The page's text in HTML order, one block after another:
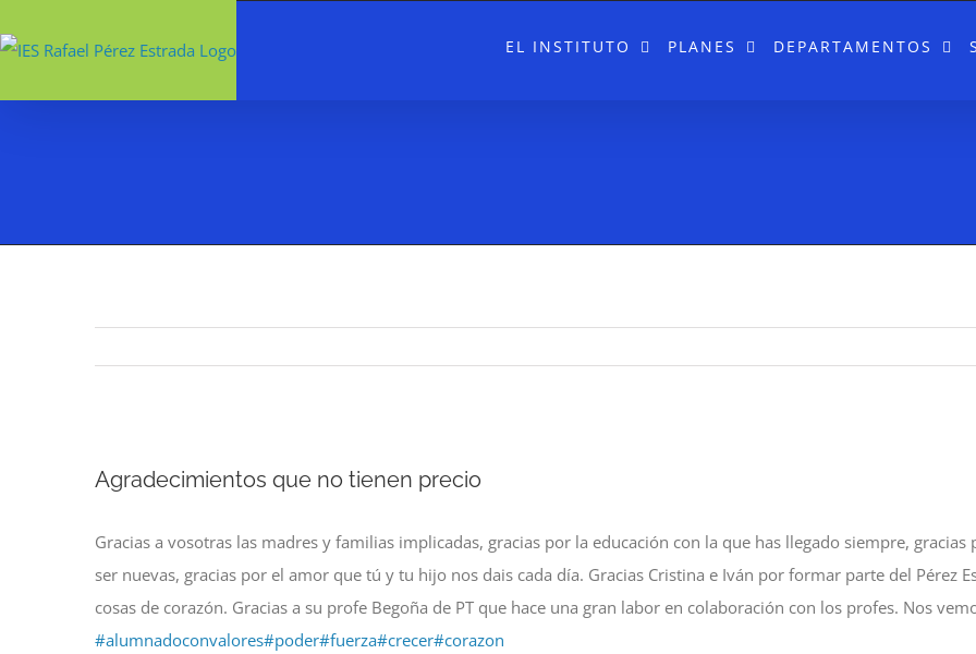
al
EL INSTITUTO PLANES DEPARTAMENTOS
imagen
grande
Agradecimientos que no tienen precio
Gracias a vosotras las madres y familias implicadas, gracias por la educación con la que has llegado siempre,
ser nuevas, gracias por el amor que tú y tu hijo nos dais cada día. Gracias Cristina e Iván por formar parte del Pérez
cosas de corazón. Gracias a su profe Begoña de PT que hace una gran labor en colaboración con los profes. Nos
#alumnadoconvalores#poder#fuerza#crecer#corazon